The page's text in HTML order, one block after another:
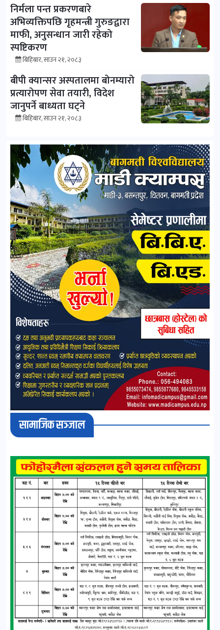
निर्मला पन्त प्रकरणबारे
अभिव्यक्तिपछि गृहमन्त्री गुरुङद्वारा
माफी, अनुसन्धान जारी रहेको
स्पष्टिकरण
बिहिबार, साउन २१, २०८३
बीपी क्यान्सर अस्पतालमा बोनम्यारो
प्रत्यारोपण सेवा तयारी, विदेश
जानुपर्ने बाध्यता घट्ने
बिहिबार, साउन २१, २०८३
सामाजिक सञ्जाल